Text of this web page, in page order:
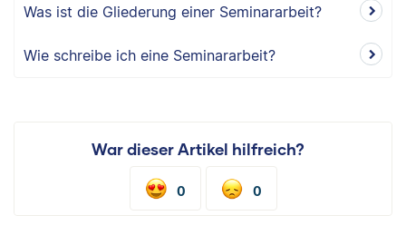
Was ist die Gliederung einer Seminararbeit?
Wie schreibe ich eine Seminararbeit?
War dieser Artikel hilfreich?
0 0